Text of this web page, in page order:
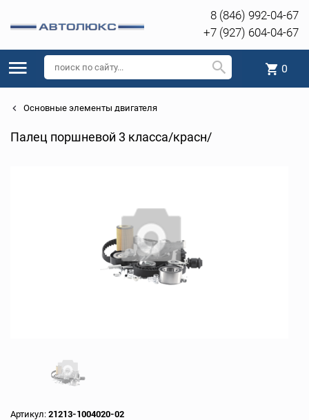
8 (846) 992-04-67
+7 (927) 604-04-67
0
Основные элементы двигателя
Палец поршневой 3 класса/красн/
Артикул: 21213-1004020-02